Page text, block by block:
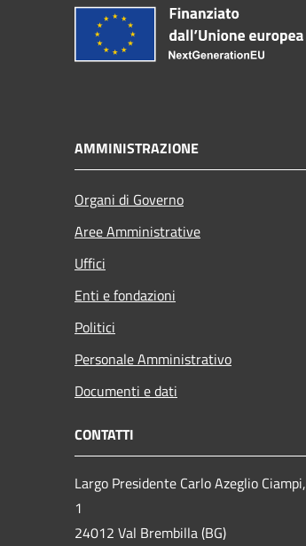
AMMINISTRAZIONE
Organi di Governo
Aree Amministrative
Uffici
Enti e fondazioni
Politici
Personale Amministrativo
Documenti e dati
CONTATTI
Largo Presidente Carlo Azeglio Ciampi,
1
24012 Val Brembilla (BG)